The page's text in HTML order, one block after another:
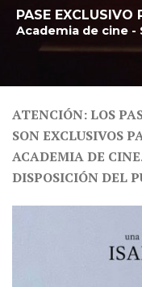
PASE EXCLUSIVO
Academia de cine -
ATENCIÓN: LOS
SON EXCLUSIVOS
ACADEMIA DE
DISPOSICIÓN DEL